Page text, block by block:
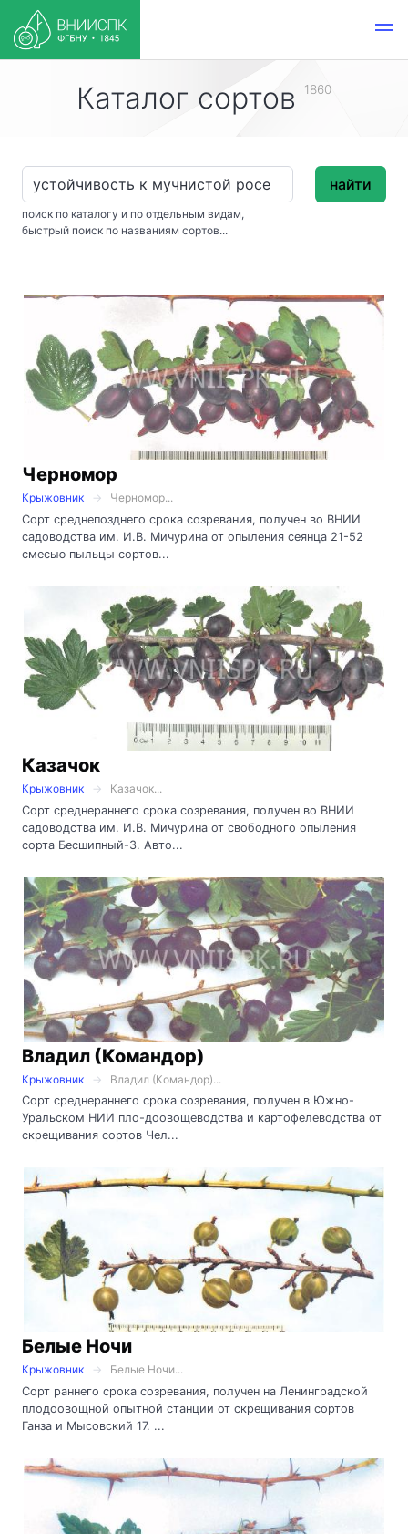
Каталог сортов 1860
поиск по каталогу и по отдельным видам,
быстрый поиск по названиям сортов...
найти
Черномор
Крыжовник
Черномор...
Сорт среднепозднего срока созревания, получен во ВНИИ
садоводства им. И.В. Мичурина от опыления сеянца 21-52
смесью пыльцы сортов...
Казачок
Крыжовник
Казачок...
Сорт среднераннего срока созревания, получен во ВНИИ
садоводства им. И.В. Мичурина от свободного опыления
сорта Бесшипный-3. Авто...
Владил (Командор)
Крыжовник
Владил (Командор)...
Сорт среднераннего срока созревания, получен в Южно-
Уральском НИИ пло-доовощеводства и картофелеводства от
скрещивания сортов Чел...
Белые Ночи
Крыжовник
Белые Ночи...
Сорт раннего срока созревания, получен на Ленинградской
плодоовощной опытной станции от скрещивания сортов
Ганза и Мысовский 17. ...